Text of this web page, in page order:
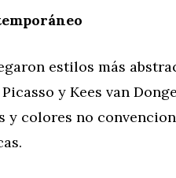
estilos más
y Kees van
y colores no